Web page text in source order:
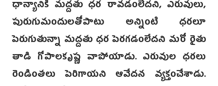
ధాన్యానికి మద్దతు ధర రావడంలేదని, ఎరువులు,
పురుగుమందులతోపాటు అన్నింటి ధరలూ
పెరుగుతున్నా మద్దతు ధర పెరగడంలేదని మరో రైతు
తాడి గోపాలకృష్ణ వాపోయాడు. ఎరువుల ధరలు
రెండింతలు పెరిగాయని ఆవేదన వ్యక్తంచేశాడు.